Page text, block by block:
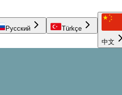
Русский
Türkçe
中文